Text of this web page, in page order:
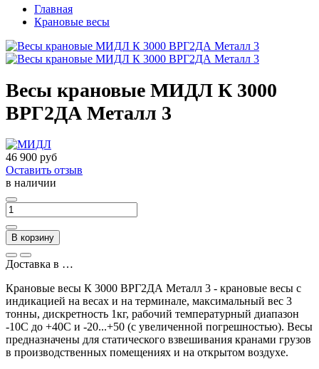
Главная
Крановые весы
Весы крановые МИДЛ К 3000
ВРГ2ДА Металл 3
46 900 руб
Оставить отзыв
в наличии
В корзину
Доставка в …
Крановые весы К 3000 ВРГ2ДА Металл 3 - крановые весы с
индикацией на весах и на терминале, максимальный вес 3
тонны, дискретность 1кг, рабочий температурный диапазон
-10С до +40С и -20...+50 (с увеличенной погрешностью). Весы
предназначены для статического взвешивания кранами грузов
в производственных помещениях и на открытом воздухе.